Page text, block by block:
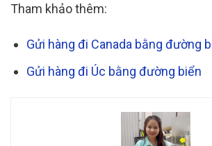
Tham khảo thêm:
Gửi hàng đi Canada bằng đường
Gửi hàng đi Úc bằng đường biển